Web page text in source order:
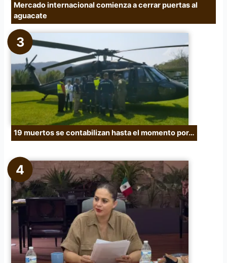
Mercado internacional comienza a cerrar puertas al
aguacate
19 muertos se contabilizan hasta el momento por…